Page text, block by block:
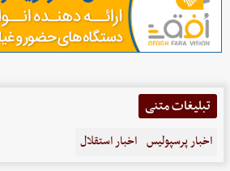
تبلیغات متنی
اخبار پرسپولیس اخبار استقلال